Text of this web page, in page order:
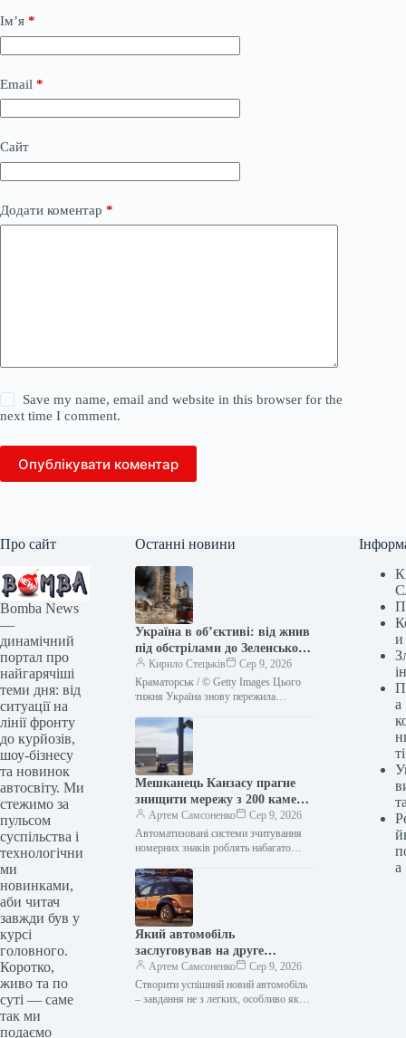
Ім’я *
Email *
Сайт
Додати коментар *
Save my name, email and website in this browser for the
next time I comment.
Опублікувати коментар
Про сайт
Bomba News
—
динамічний
портал про
найгарячіші
теми дня: від
ситуації на
лінії фронту
до курйозів,
шоу-бізнесу
та новинок
автосвіту. Ми
стежимо за
пульсом
суспільства і
технологічни
ми
новинками,
аби читач
завжди був у
курсі
головного.
Коротко,
живо та по
суті — саме
так ми
подаємо
Останні новини
Україна в об’єктиві: від жнив
під обстрілами до Зеленського
в Сербії (2-9 серпня)
Кирило Стецьків
Сер 9, 2026
Краматорськ / © Getty Images Цього
тижня Україна знову пережила
наших містах. ТСН.ua зібрав…
Мешканець Канзасу прагне
знищити мережу з 200 камер,
що, на його думку, стежила за
ним
Артем Самсоненко
Сер 9, 2026
Автоматизовані системи зчитування
номерних знаків роблять набагато
поліцію про викрадені авто. Вони
створюють базу даних, яка…
Який автомобіль
заслуговував на друге
покоління, але так і не
отримав його?
Артем Самсоненко
Сер 9, 2026
Створити успішний новий автомобіль
– завдання не з легких, особливо якщо
и
а
ті
а